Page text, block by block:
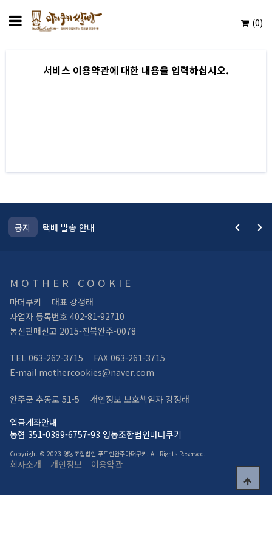
0
서비스 이용약관에 대한 내용을 입력하십시오.
공지 택배 발송 안내 택배 발송
MOTHER COOKIE
마더쿠키
대표 강정래
사업자 등록번호 402-81-92710
통신판매신고 2015-전북완주-0078
TEL 063-262-3715
FAX 063-261-3715
E-mail mothercookies@naver.com
완주군 추동로 51-5
개인정보 보호책임자 강정래
입금계좌안내
농협 351-0389-6757-93 영농조합법인마더쿠키
Copyright © 2023 영농조합법인 푸드인완주마더쿠키. All Rights Reserved.
회사소개 개인정보 이용약관